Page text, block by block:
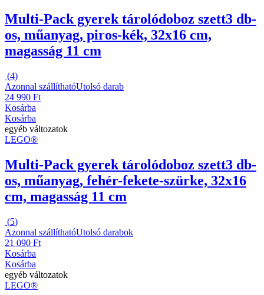
Multi-Pack gyerek tárolódoboz szett3 db-
os, műanyag, piros-kék, 32x16 cm,
magasság 11 cm
(4)
Azonnal szállíthatóUtolsó darab
24 990 Ft
Kosárba
Kosárba
egyéb változatok
LEGO®
Multi-Pack gyerek tárolódoboz szett3 db-
os, műanyag, fehér-fekete-szürke, 32x16
cm, magasság 11 cm
(5)
Azonnal szállíthatóUtolsó darabok
21 090 Ft
Kosárba
Kosárba
egyéb változatok
LEGO®